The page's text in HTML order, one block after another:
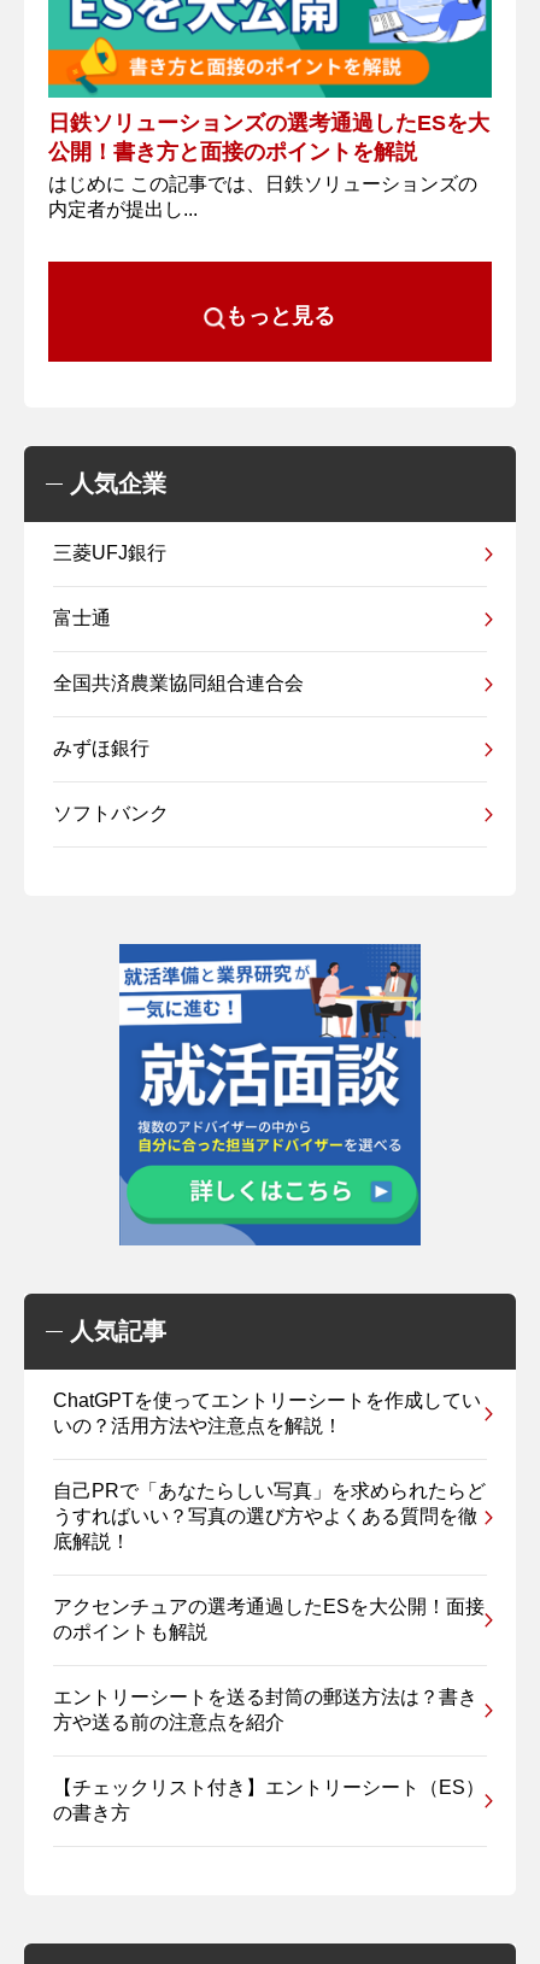
日鉄ソリューションズの選考通過したESを大
公開！書き方と面接のポイントを解説
はじめに この記事では、日鉄ソリューションズの
内定者が提出し...
もっと見る
人気企業
三菱UFJ銀行
富士通
全国共済農業協同組合連合会
みずほ銀行
ソフトバンク
人気記事
ChatGPTを使ってエントリーシートを作成してい
いの？活用方法や注意点を解説！
自己PRで「あなたらしい写真」を求められたらど
うすればいい？写真の選び方やよくある質問を徹
底解説！
アクセンチュアの選考通過したESを大公開！面接
のポイントも解説
エントリーシートを送る封筒の郵送方法は？書き
方や送る前の注意点を紹介
【チェックリスト付き】エントリーシート（ES）
の書き方